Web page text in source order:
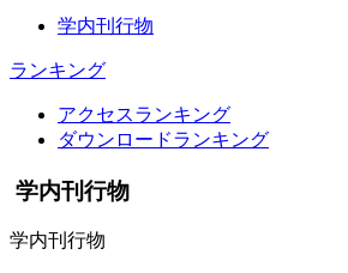
学内刊行物
ランキング
アクセスランキング
ダウンロードランキング
学内刊行物
学内刊行物